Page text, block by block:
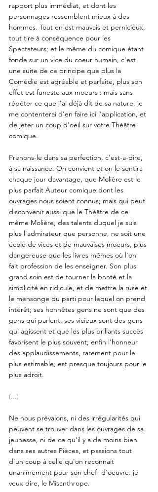
rapport plus immédiat, et dont les
personnages ressemblent mieux à des
hommes. Tout en est mauvais et pernicieux,
tout tire à conséquence pour les
Spectateurs; et le même du comique étant
fonde sur un vice du coeur humain, c'est
une suite de ce principe que plus la
Comédie est agréable et parfaite, plus son
effet est funeste aux moeurs : mais sans
répéter ce que j'ai déjà dit de sa nature, je
me contenterai d'en faire ici l'application, et
de jeter un coup d'oeil sur votre Théâtre
comique.
Prenons-le dans sa perfection, c'est-a-dire,
à sa naissance. On convient et on le sentira
chaque jour davantage, que Molière est le
plus parfait Auteur comique dont les
ouvrages nous soient connus; mais qui peut
disconvenir aussi que le Théâtre de ce
même Molière, des talents duquel je suis
plus l'admirateur que personne, ne soit une
école de vices et de mauvaises moeurs, plus
dangereuse que les livres mêmes où l'on
fait profession de les enseigner. Son plus
grand soin est de tourner la bonté et la
simplicité en ridicule, et de mettre la ruse et
le mensonge du parti pour lequel on prend
intérêt; ses honnêtes gens ne sont que des
gens qui parlent, ses vicieux sont des gens
qui agissent et que les plus brillants succès
favorisent le plus souvent; enfin l'honneur
des applaudissements, rarement pour le
plus estimable, est presque toujours pour le
plus adroit.
(...)
Ne nous prévalons, ni des irrégularités qui
peuvent se trouver dans les ouvrages de sa
jeunesse, ni de ce qu'il y a de moins bien
dans ses autres Pièces, et passions tout
d'un coup à celle qu'on reconnait
unanimement pour son chef- d'oeuvre: je
veux dire, le Misanthrope.